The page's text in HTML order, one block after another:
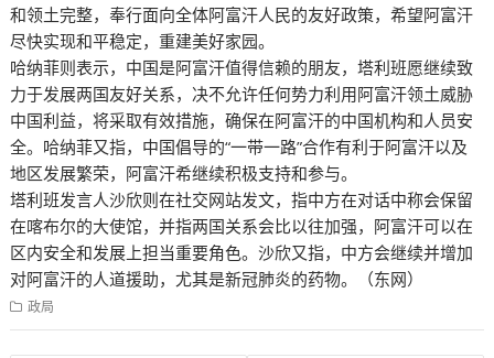
和领土完整，奉行面向全体阿富汗人民的友好政策，希望阿富汗
尽快实现和平稳定，重建美好家园。
哈纳菲则表示，中国是阿富汗值得信赖的朋友，塔利班愿继续致
力于发展两国友好关系，决不允许任何势力利用阿富汗领土威胁
中国利益，将采取有效措施，确保在阿富汗的中国机构和人员安
全。哈纳菲又指，中国倡导的“一带一路”合作有利于阿富汗以及
地区发展繁荣，阿富汗希继续积极支持和参与。
塔利班发言人沙欣则在社交网站发文，指中方在对话中称会保留
在喀布尔的大使馆，并指两国关系会比以往加强，阿富汗可以在
区内安全和发展上担当重要角色。沙欣又指，中方会继续并增加
对阿富汗的人道援助，尤其是新冠肺炎的药物。（东网）
政局